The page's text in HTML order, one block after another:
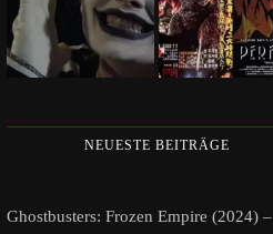
NEUESTE BEITRÄGE
Ghostbusters: Frozen Empire (2024) –